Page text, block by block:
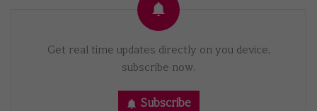
Get real time updates directly on you device,
subscribe now.
Subscribe